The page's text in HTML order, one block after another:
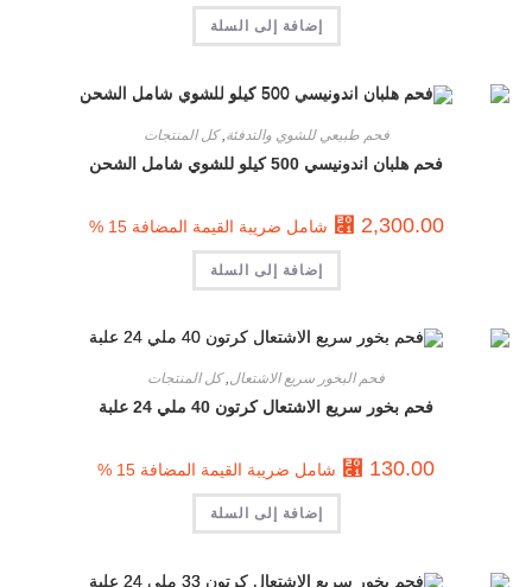
إضافة إلى السلة
فحم طبيعي للشوي والتدفئة ,كل المنتجات
فحم هلبان اندونيسي 500 كيلو للشوي شامل الشحن
⃁ 2,300.00 شامل ضريبة القيمة المضافة 15 %
إضافة إلى السلة
فحم البخور سريع الاشتعال,كل المنتجات
فحم بخور سريع الاشتعال كرتون 40 ملي 24 علبة
⃁ 130.00 شامل ضريبة القيمة المضافة 15 %
إضافة إلى السلة